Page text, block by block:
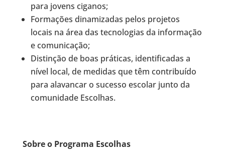
para jovens ciganos;
Formações dinamizadas pelos projetos
locais na área das tecnologias da informação
e comunicação;
Distinção de boas práticas, identificadas a
nível local, de medidas que têm contribuído
para alavancar o sucesso escolar junto da
comunidade Escolhas.
Sobre o Programa Escolhas